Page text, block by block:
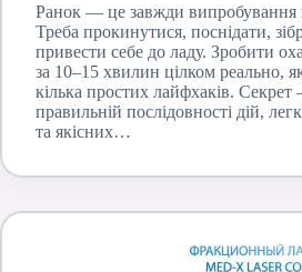
Ранок — це завжди випробування
Треба прокинутися, поснідати,
привести себе до ладу. Зробити
за 10–15 хвилин цілком реально,
кілька простих лайфхаків.
правильній послідовності дій,
та якісних…